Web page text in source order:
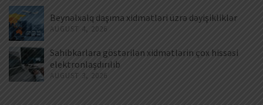
Beynəlxalq daşıma xidmətləri üzrə dəyişikliklər
AUGUST 4, 2026
Sahibkarlara göstərilən xidmətlərin çox hissəsi
elektronlaşdırılıb
AUGUST 3, 2026